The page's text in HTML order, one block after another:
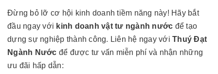
Đừng bỏ lỡ cơ hội kinh doanh tiềm năng này! Hãy bắt
đầu ngay với kinh doanh vật tư ngành nước để tạo
dựng sự nghiệp thành công. Liên hệ ngay với Thuý Đạt
Ngành Nước để được tư vấn miễn phí và nhận những
ưu đãi hấp dẫn: